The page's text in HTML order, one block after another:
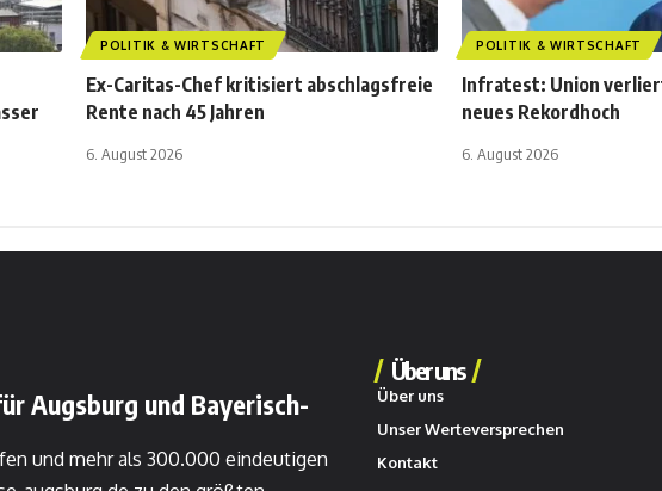
POLITIK & WIRTSCHAFT
Ex-Caritas-Chef kritisiert abschlagsfreie
Rente nach 45 Jahren
6. August 2026
POLITIK & WIRTSCHAFT
Infratest: Union
neues Rekordhoch
6. August 2026
Augsburg und Bayerisch-
und mehr als 300.000 eindeutigen
Über uns
Über uns
Unser Werteversprechen
Kontakt